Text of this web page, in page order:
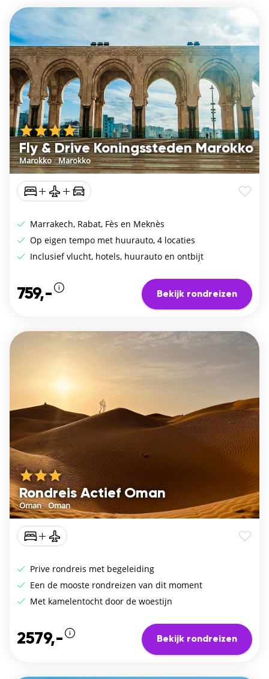
Fly & Drive Koningssteden Marokko
Marokko/Marokko
Marrakech, Rabat, Fès en Meknès
Op eigen tempo met huurauto, 4 locaties
Inclusief vlucht, hotels, huurauto en ontbijt
759,- Bekijk rondreizen
Rondreis Actief Oman
Oman/Oman
Prive rondreis met begeleiding
Een de mooste rondreizen van dit moment
Met kamelentocht door de woestijn
2579,- Bekijk rondreizen